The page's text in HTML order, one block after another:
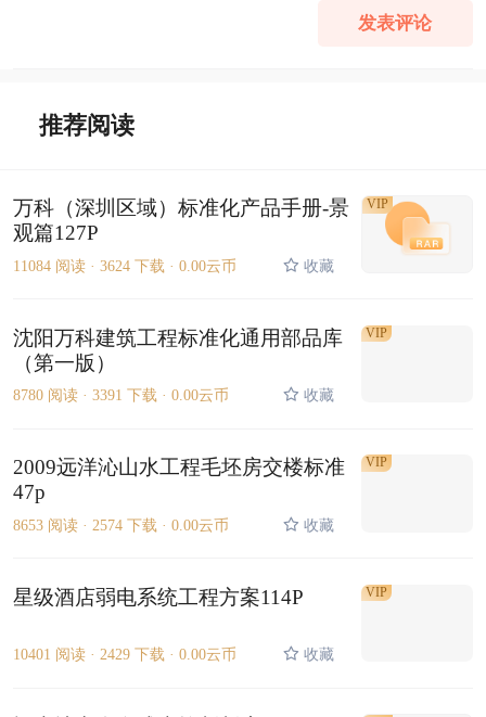
发表评论
推荐阅读
万科（深圳区域）标准化产品手册-景
观篇127P
11084 阅读 · 3624 下载 · 0.00云币 收藏
VIP
沈阳万科建筑工程标准化通用部品库
（第一版）
8780 阅读 · 3391 下载 · 0.00云币 收藏
VIP
2009远洋沁山水工程毛坯房交楼标准
47p
8653 阅读 · 2574 下载 · 0.00云币 收藏
VIP
星级酒店弱电系统工程方案114P
10401 阅读 · 2429 下载 · 0.00云币 收藏
VIP